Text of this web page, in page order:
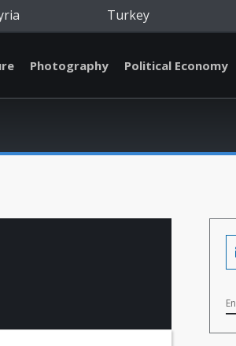
Turkey
Photography Political Economy